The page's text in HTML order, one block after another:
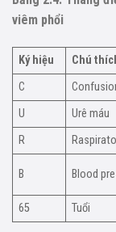
viêm phổi
Ký hiệu Chú
C
U
Urê máu
R
B Blood
65
Tuổi